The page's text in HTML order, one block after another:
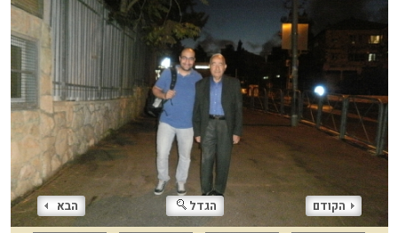
הקודם הגדל הבא